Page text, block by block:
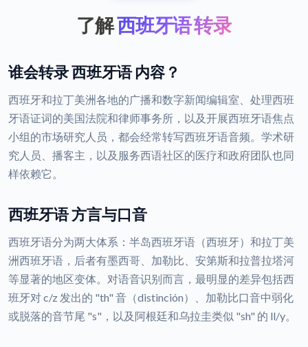
了解西班牙语 转录
谁会转录 西班牙语 内容？
西班牙和拉丁美洲各地的广播和数字新闻编辑室、处理西班
牙语证词的美国法院和律师事务所，以及开展西班牙语焦点
小组的市场研究人员，都会经常转写西班牙语音频。学术研
究人员、播客主，以及服务西语社区的医疗和政府团队也同
样依赖它。
西班牙语 方言与口音
西班牙语分为两大体系：半岛西班牙语（西班牙）和拉丁美
洲西班牙语，后者有墨西哥、加勒比、安第斯和拉普拉塔河
等显著的地区变体。对语音识别而言，最明显的差异包括西
班牙对 c/z 发出的 "th" 音（distinción）、加勒比口音中弱化
或脱落的音节尾 "s"，以及阿根廷和乌拉圭类似 "sh" 的 ll/y。